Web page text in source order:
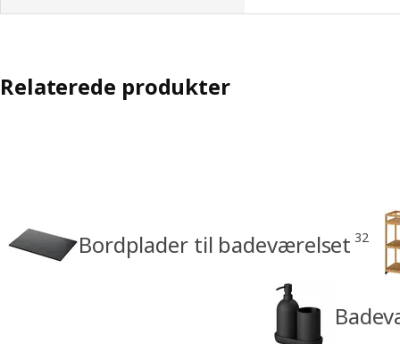
Relaterede produkter
Bordplader til badeværelset 32